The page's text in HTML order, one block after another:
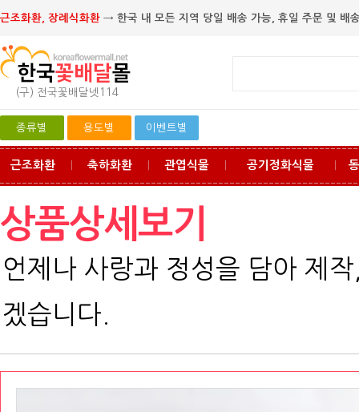
근조화환, 장례식화환 → 한국 내 모든 지역 당일 배송 가능, 휴일 주문 및 배
(구) 전국꽃배달넷114
종류별 용도별 이벤트별
근조화환 축하화환 관엽식물 공기정화식물
상품상세보기
언제나 사랑과 정성을 담아 제
겠습니다.